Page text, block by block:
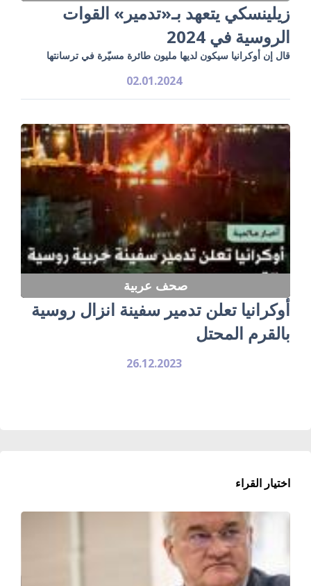
زيلينسكي يتعهد بـ«تدمير» القوات
الروسية في 2024
قال إن أوكرانيا سيكون لديها مليون طائرة مسيّرة في ترسانتها
02.01.2024
صحف عربية
أوكرانيا تعلن تدمير سفينة انزال روسية
بالقرم المحتل
26.12.2023
اختيار القراء